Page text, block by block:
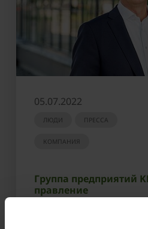
05.07.2022
ЛЮДИ ПРЕССА
КОМПАНИЯ
Группа предприятий
правление